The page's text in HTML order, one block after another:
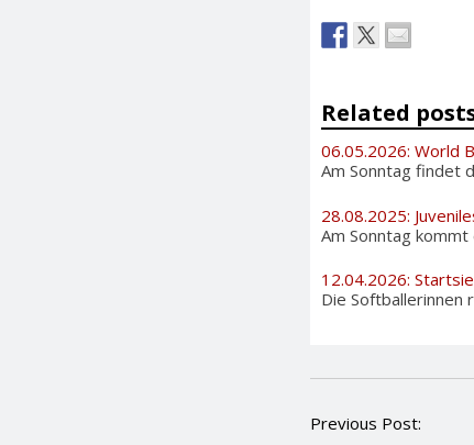
Related
06.05.2026: World
Am Sonntag findet
28.08.2025:
Am Sonntag
12.04.2026:
Die Softballerinnen
P
Previous Post: